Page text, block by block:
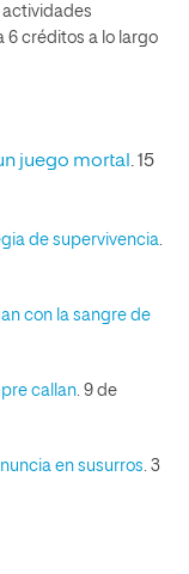
actividades
6 créditos a lo largo
juego mortal . 15
de supervivencia.
con la sangre de
callan. 9 de
en susurros. 3